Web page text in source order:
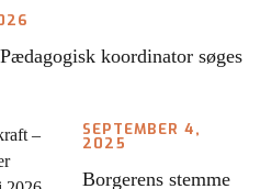
koordinator søges
SEPTEMBER 4,
2025
Borgerens stemme